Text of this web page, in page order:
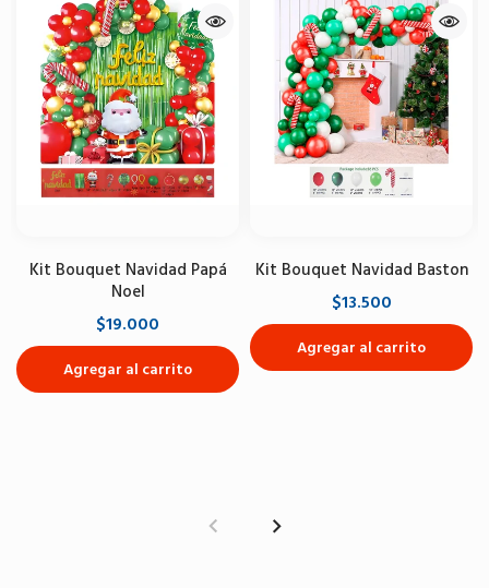
Kit Bouquet Navidad Papá
Noel
$19.000
Agregar al carrito
Kit Bouquet Navidad Baston
$13.500
Agregar al carrito